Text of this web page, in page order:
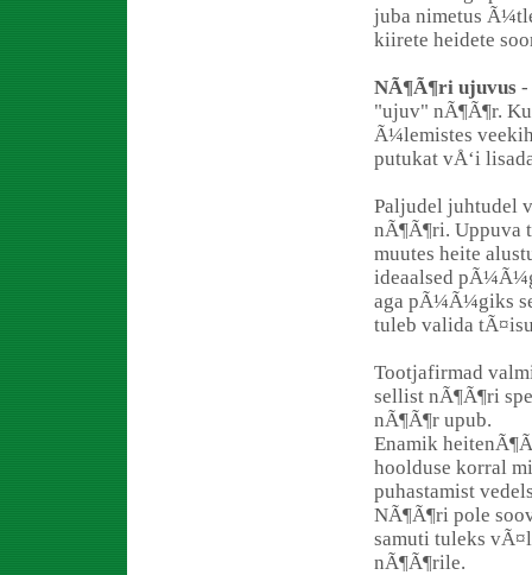
juba nimetus
kiirete heidete
NÃ¶Ã¶ri ujuvus -
"ujuv" nÃ¶Ã¶r.
Ã¼lemistes
putukat vÅ‘i
Paljudel juhtudel
nÃ¶Ã¶ri. Uppuva
muutes heite
ideaalsed
aga pÃ¼Ã¼giks
tuleb valida
Tootjafirmad
sellist nÃ¶Ã¶ri
nÃ¶Ã¶r upub.
Enamik
hoolduse korral
puhastamist
NÃ¶Ã¶ri pole
samuti tuleks
nÃ¶Ã¶rile.